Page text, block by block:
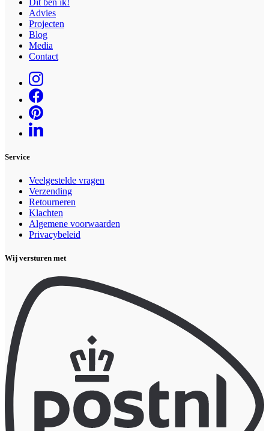
Advies
Projecten
Blog
Media
Contact
Service
Veelgestelde vragen
Verzending
Retourneren
Klachten
Algemene voorwaarden
Privacybeleid
Wij versturen met